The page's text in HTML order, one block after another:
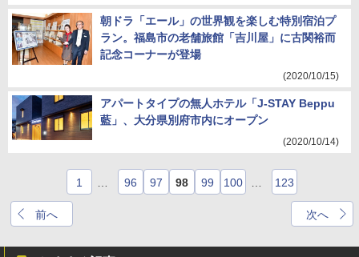
朝ドラ「エール」の世界観を楽しむ特別宿泊プ
ラン。福島市の老舗旅館「吉川屋」に古関裕而
記念コーナーが登場
(2020/10/15)
アパートタイプの無人ホテル「J-STAY Beppu
藍」、大分県別府市内にオープン
(2020/10/14)
前へ
1 96 97 98 99 100 123
次へ